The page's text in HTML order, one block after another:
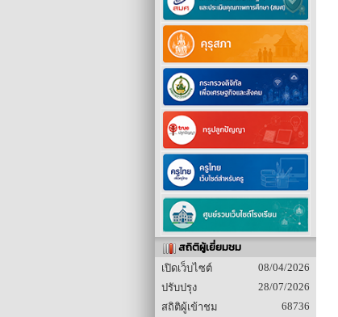
สถิติผู้เยี่ยมชม
เปิดเว็บไซต์
08/04/2026
ปรับปรุง
28/07/2026
สถิติผู้เข้าชม
68736